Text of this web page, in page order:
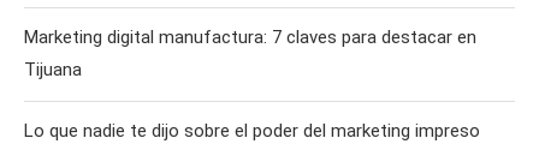
Marketing digital manufactura: 7 claves para destacar en
Tijuana
Lo que nadie te dijo sobre el poder del marketing impreso